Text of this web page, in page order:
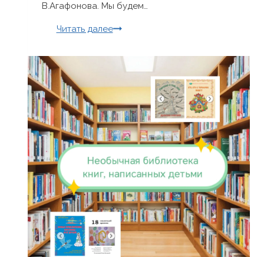
В.Агафонова. Мы будем…
Читать далее
фантастического
онлайн-
диктанта «Команда
Ко
и
корабль
призрак»